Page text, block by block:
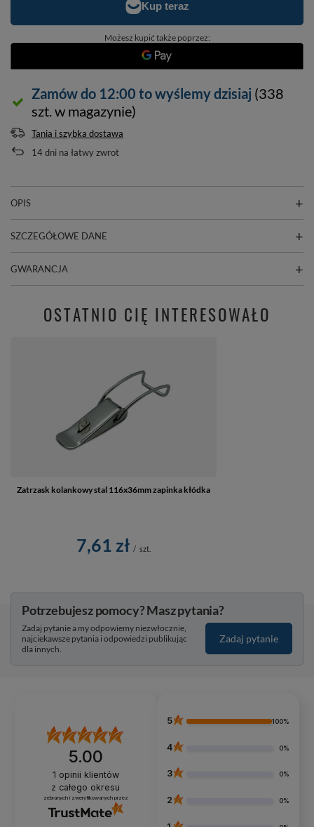
Możesz kupić także poprzez:
Zamów do 12:00 to wyślemy dzisiaj (338
szt. w magazynie)
Tania i szybka dostawa
14dni na łatwy zwrot
OPIS
SZCZEGÓŁOWE DANE
GWARANCJA
OSTATNIO CIĘ INTERESOWAŁO
Zatrzask kolankowy stal 116x36mm zapinka kłódka
7,61 zł / szt.
Potrzebujesz pomocy? Masz pytania?
Zadaj pytanie a my odpowiemy niezwłocznie,
najciekawsze pytania i odpowiedzi publikując
dla innych.
Zadaj pytanie
5.00
1 opinii klientów
z całego okresu
zebranych i zweryfikowanych przez
5 100%
4 0%
3 0%
2 0%